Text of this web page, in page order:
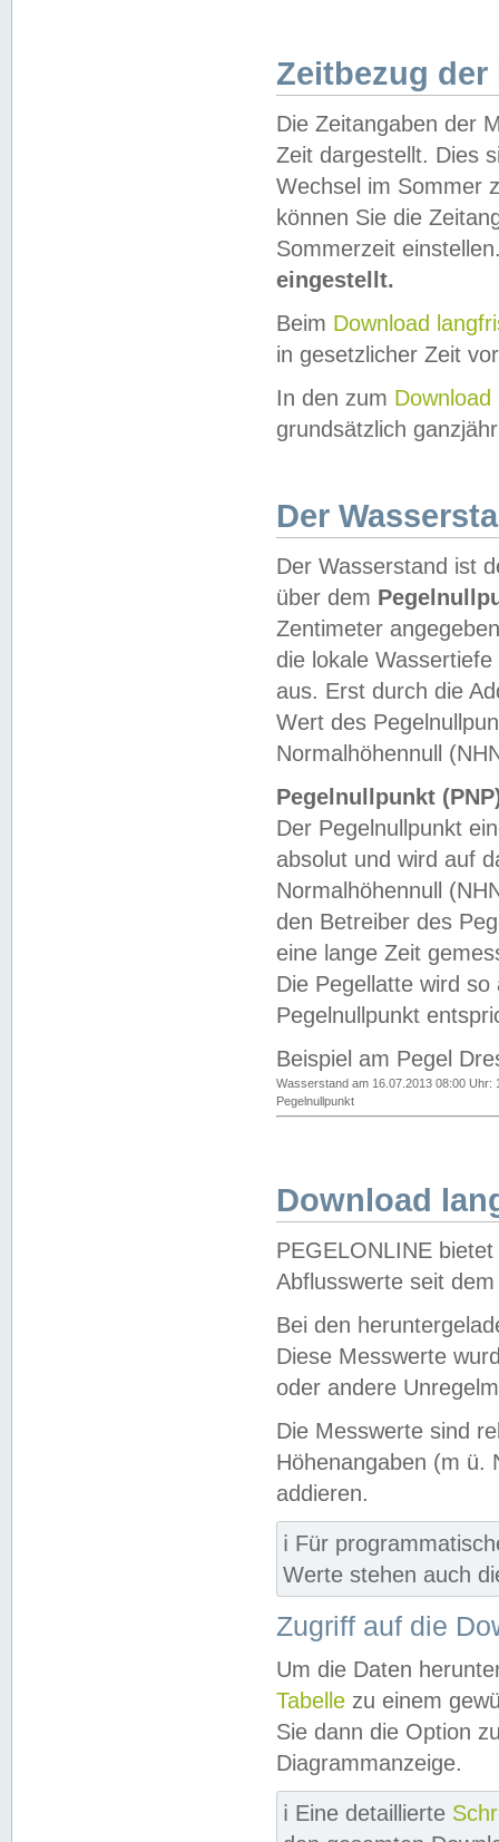
Zeitbezug der
Die Zeitangaben der
Zeit dargestellt. Dies
Wechsel im Sommer
können Sie die
Sommerzeit
eingestellt.
Beim Download
in gesetzlicher Zeit
In den zum Download
grundsätzlich
Der
Der Wasserstand ist
über dem
Zentimeter
die lokale
aus. Erst durch die
Wert des
Normalhöhennull
Pegelnullpunkt
Der Pegelnullpunkt
absolut und wird auf
Normalhöhennull
den Betreiber des
eine lange Zeit
Die Pegellatte wird
Pegelnullpunkt
Beispiel am Pegel
Wasserstand am 16.07.2013 08:00 Uhr:
Pegelnullpunkt
Download
PEGELONLINE
Abflusswerte seit
Bei den
Diese Messwerte
oder andere
Die Messwerte sind
Höhenangaben (m ü.
addieren.
ℹ️ Für
Werte stehen auch
Zugriff auf die
Um die Daten
Tabelle zu einem
Sie dann die Option
Diagrammanzeige.
ℹ️ Eine detaillierte